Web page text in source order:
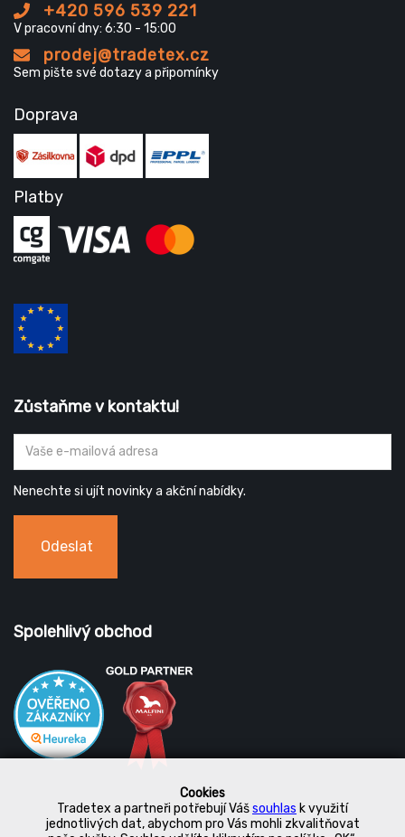
Cookies
Tradetex a partneři potřebují Vášsouhlas k využití
jednotlivých dat, abychom pro Vás mohli zkvalitňovat
+420 596 539 221
V pracovní dny: 6:30 - 15:00
prodej@tradetex.cz
Sem pište své dotazy a připomínky
Doprava
Platby
Zůstaňme v kontaktu!
Nenechte si ujít novinky a akční nabídky.
Odeslat
Spolehlivý obchod